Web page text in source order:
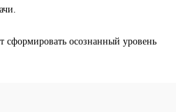
сформировать осознанный уровень